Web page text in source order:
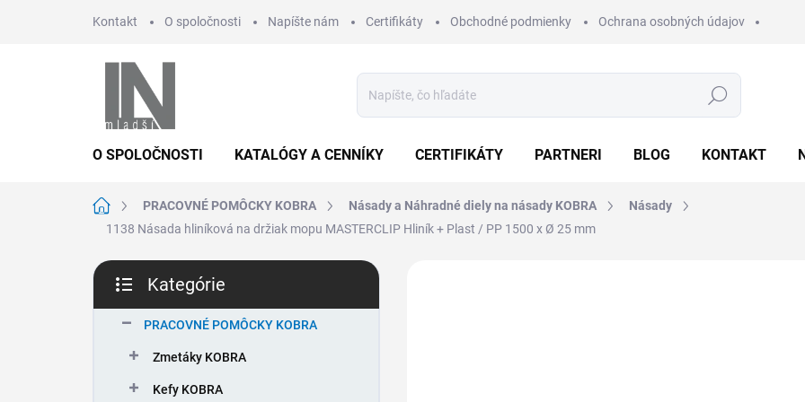
Kontakt O spoločnosti Napíšte nám Certifikáty Obchodné podmienky Ochrana osobných údajov
Hľadať
O SPOLOČNOSTI KATALÓGY A CENNÍKY CERTIFIKÁTY PARTNERI BLOG KONTAKT
DomovPRACOVNÉ POMÔCKY KOBRA Násady a Náhradné diely na násady KOBRA
Násady
1138 Násada hliníková na držiak mopu MASTERCLIP Hliník + Plast / PP 1500 x Ø 25 mm
B
č
kategórie
Kategórie
PRACOVNÉ POMÔCKY KOBRA
Zmetáky KOBRA
Kefy KOBRA